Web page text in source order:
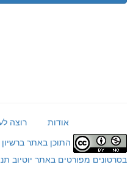
אודות רוצה
התוכן באתר ברשיון
בסרטונים מפורטים באתר יוטיוב